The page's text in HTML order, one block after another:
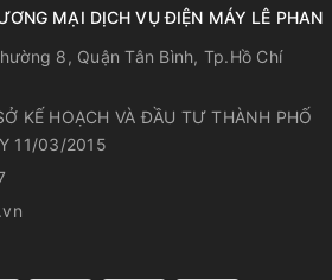
MẠI DỊCH VỤ ĐIỆN MÁY LÊ PHAN
8, Quận Tân Bình, Tp.Hồ Chí
KẾ HOẠCH VÀ ĐẦU TƯ THÀNH PHỐ
11/03/2015